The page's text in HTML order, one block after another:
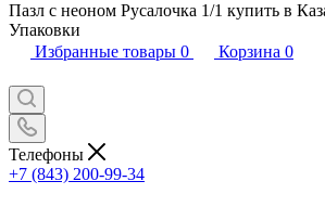
Пазл с неоном Русалочка 1/1 купить в
Упаковки
Избранные товары 0 Корзина 0
Телефоны
+7 (843) 200-99-34